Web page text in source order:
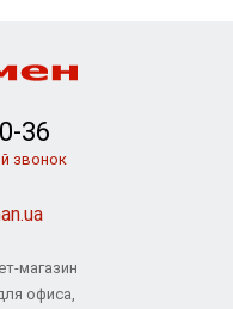
36
звонок
магазин
офиса,